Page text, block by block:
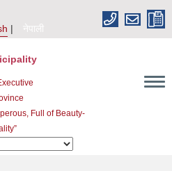
नेपाली
Full of Beauty-